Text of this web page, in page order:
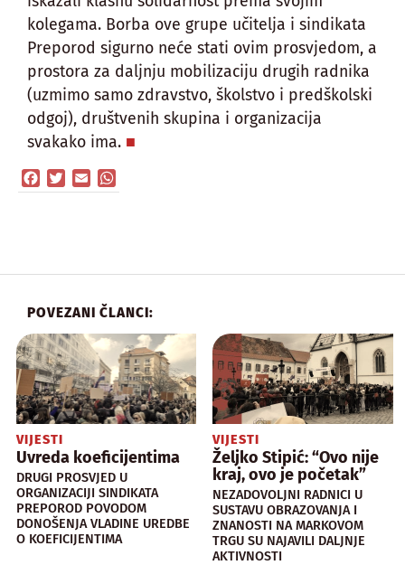
kolegama. Borba ove grupe učitelja i sindikata
Preporod sigurno neće stati ovim prosvjedom, a
prostora za daljnju mobilizaciju drugih radnika
(uzmimo samo zdravstvo, školstvo i predškolski
odgoj), društvenih skupina i organizacija
svakako ima.
Facebook
TwitterEmail
POVEZANI ČLANCI:
VIJESTI
Uvreda koeficijentima
DRUGI PROSVJED U
ORGANIZACIJI SINDIKATA
PREPOROD POVODOM
DONOŠENJA VLADINE UREDBE
O KOEFICIJENTIMA
VIJESTI
Željko Stipić: “Ovo nije
kraj, ovo je početak”
NEZADOVOLJNI RADNICI U
SUSTAVU OBRAZOVANJA I
ZNANOSTI NA MARKOVOM
TRGU SU NAJAVILI DALJNJE
AKTIVNOSTI